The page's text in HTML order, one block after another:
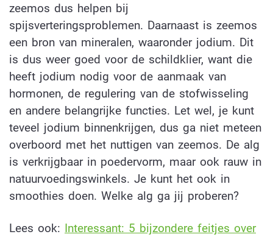
zeemos dus helpen bij
spijsverteringsproblemen. Daarnaast is zeemos
een bron van mineralen, waaronder jodium. Dit
is dus weer goed voor de schildklier, want die
heeft jodium nodig voor de aanmaak van
hormonen, de regulering van de stofwisseling
en andere belangrijke functies. Let wel, je kunt
teveel jodium binnenkrijgen, dus ga niet meteen
overboord met het nuttigen van zeemos. De alg
is verkrijgbaar in poedervorm, maar ook rauw in
natuurvoedingswinkels. Je kunt het ook in
smoothies doen. Welke alg ga jij proberen?
Lees ook: Interessant: 5 bijzondere feitjes over